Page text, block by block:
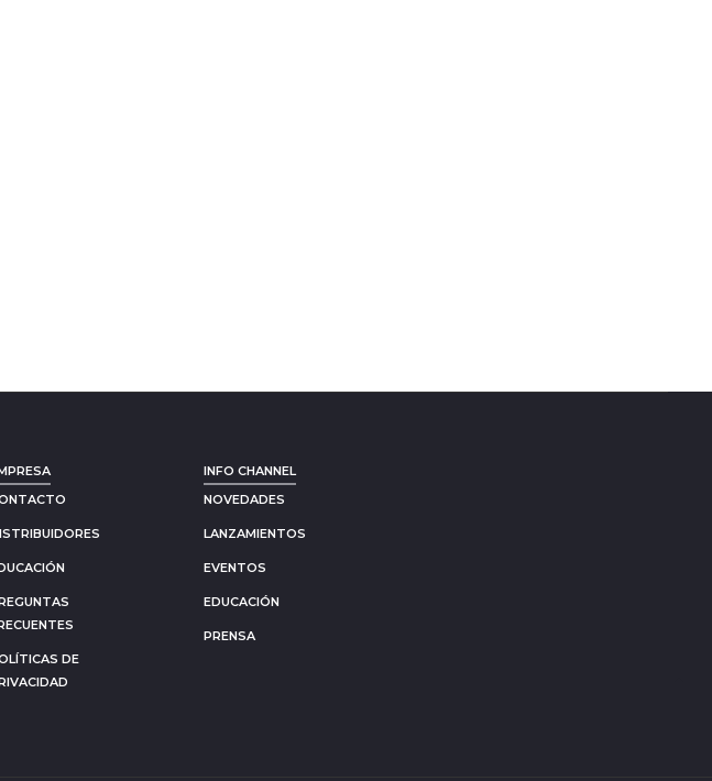
DE
INFO CHANNEL
NOVEDADES
LANZAMIENTOS
EVENTOS
EDUCACIÓN
PRENSA